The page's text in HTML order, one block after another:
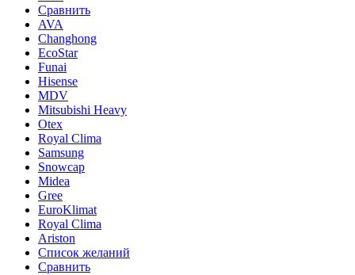
Сравнить
AVA
Changhong
EcoStar
Funai
Hisense
MDV
Mitsubishi Heavy
Otex
Royal Clima
Samsung
Snowcap
Midea
Gree
EuroKlimat
Royal Clima
Ariston
Список желаний
Сравнить